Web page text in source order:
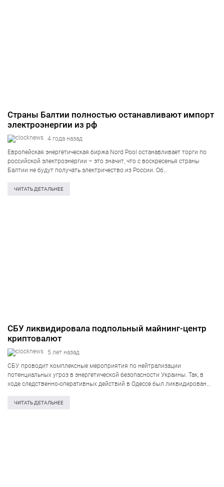
Страны Балтии полностью останавливают импорт
электроэнергии из рф
4 года назад
Европейская энергетическая биржа Nord Pool останавливает торги по
российской электроэнергии – это значит, что с воскресенья страны
Балтии не будут получать электричество из России. Об
чрезвычайно важная веха для Литвы на её пути к…
ЧИТАТЬ ДЕТАЛЬНЕЕ
СБУ ликвидировала подпольный майнинг-центр
криптовалют
5 лет назад
СБУ проводит комплексные мероприятия по нейтрализации
потенциальных угроз в энергетической безопасности Украины. Так, в
ходе следственно-оперативных действий в Одессе был ликвидирован
промышленные объемы электроэнергии из государственного объекта
ЧИТАТЬ ДЕТАЛЬНЕЕ